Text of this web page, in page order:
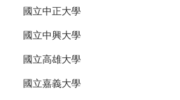
國立中正大學
國立中興大學
國立高雄大學
國立嘉義大學